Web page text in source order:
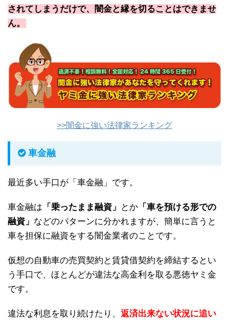
されてしまうだけで、闇金と縁を切ることはできませ
ん。
>>闇金に強い法律家ランキング
車金融
最近多い手口が「車金融」です。
車金融は 「乗ったまま融資」 とか 「車を預ける形での
融資」 などのパターンに分かれますが、簡単に言うと
車を担保に融資をする闇金業者のことです。
仮想の自動車の売買契約と賃貸借契約を締結するとい
う手口で、ほとんどが違法な高金利を取る悪徳ヤミ金
です。
違法な利息を取り続けたり、 返済出来ない状況に追い